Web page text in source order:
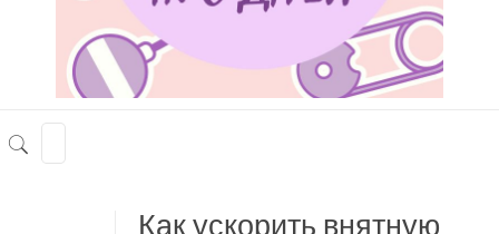
Как ускорить внятную